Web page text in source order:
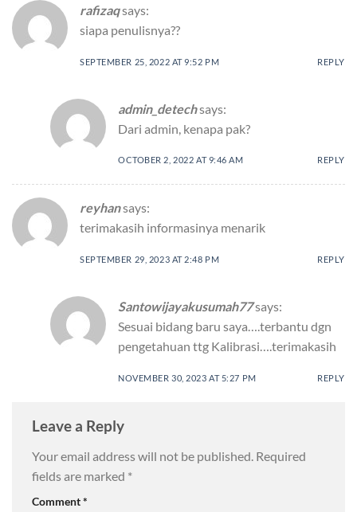
rafizaqsays:
siapa penulisnya??
SEPTEMBER 25, 2022 AT 9:52 PM REPLY
admin_detechsays:
Dari admin, kenapa pak?
OCTOBER 2, 2022 AT 9:46 AM REPLY
reyhansays:
terimakasih informasinya menarik
SEPTEMBER 29, 2023 AT 2:48 PM REPLY
Santowijayakusumah77says:
Sesuai bidang baru saya….terbantu dgn
pengetahuan ttg Kalibrasi….terimakasih
NOVEMBER 30, 2023 AT 5:27 PM REPLY
Leave a Reply
Your email address will not be published. Required
fields are marked *
Comment*